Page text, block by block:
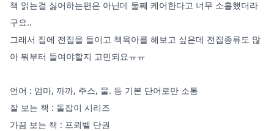
책 읽는걸 싫어하는편은 아닌데 둘째 케어한다고 너무 소홀했더라
구요..
그래서 집에 전집을 들이고 책육아를 해보고 싶은데 전집종류도 많
아 뭐부터 들여야할지 고민되요ㅠㅠ
언어 : 엄마, 까까, 주스, 물. 등 기본 단어로만 소통
잘 보는 책 : 돌잡이 시리즈
가끔 보는 책 : 프뢰벨 단권